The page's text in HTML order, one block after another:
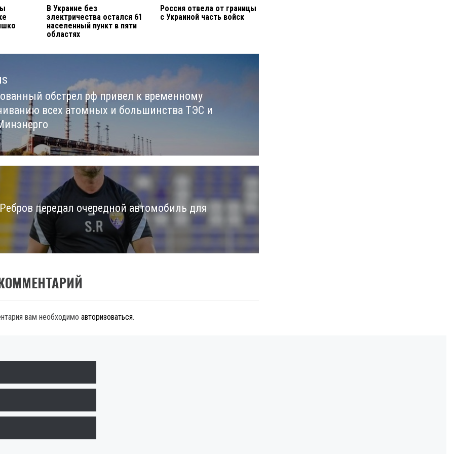
В Украине без
электричества остался 61
населенный пункт в пяти
областях
Россия отвела от границы
с Украиной часть войск
обстрел рф привел к временному
всех атомных и большинства ТЭС и
передал очередной автомобиль для
вам необходимо авторизоваться.